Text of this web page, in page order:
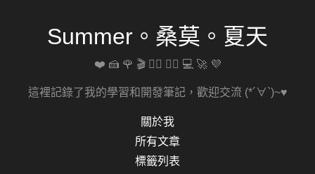
Summer。桑莫。夏天
❤️ 🍰 🌹 🎬 🚴‍♀️ 🏋️‍♀️ 💻 🚀 💜
這裡記錄了我的學習和開發筆記，歡迎交流 (*´∀`)~♥
關於我
所有文章
標籤列表